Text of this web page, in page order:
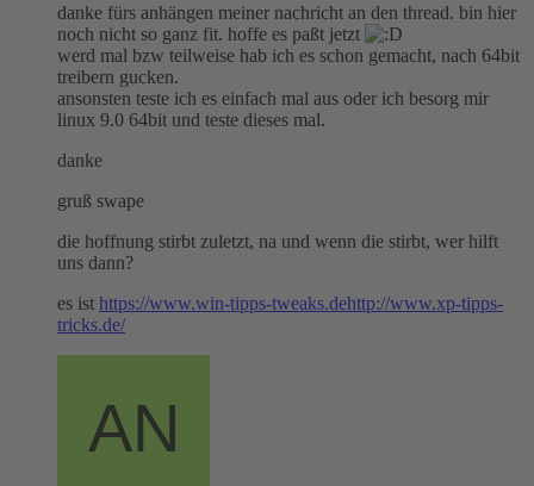
danke fürs anhängen meiner nachricht an den thread. bin hier
noch nicht so ganz fit. hoffe es paßt jetzt
werd mal bzw teilweise hab ich es schon gemacht, nach 64bit
treibern gucken.
ansonsten teste ich es einfach mal aus oder ich besorg mir
linux 9.0 64bit und teste dieses mal.
danke
gruß swape
die hoffnung stirbt zuletzt, na und wenn die stirbt, wer hilft
uns dann?
es ist https://www.win-tipps-tweaks.dehttp://www.xp-tipps-
tricks.de/